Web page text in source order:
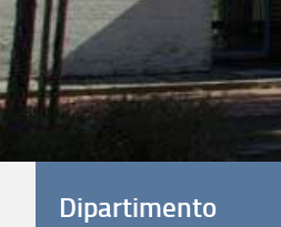
Dipartimento